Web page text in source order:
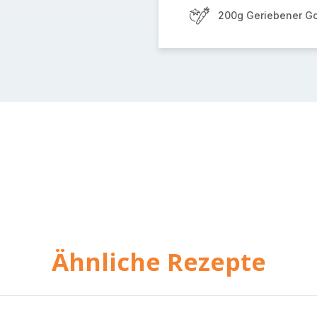
200g Geriebener
Ähnliche Rezepte